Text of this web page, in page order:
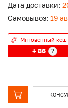
Дата доставки:
Самовывоз: 19
Мгновенный
+ 86 ?